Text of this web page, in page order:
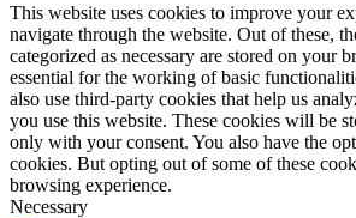
This website uses cookies to improve your
navigate through the website. Out of these,
categorized as necessary are stored on your
essential for the working of basic
also use third-party cookies that help us
you use this website. These cookies will be
only with your consent. You also have the
cookies. But opting out of some of these
browsing experience.
Necessary